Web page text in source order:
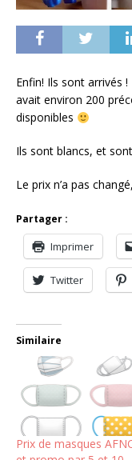
Enfin! Ils sont arrivés
avait environ 200
disponibles
Ils sont blancs, et
Le prix n’a pas
Partager :
Imprimer
Twitter
Similaire
Prix de masques